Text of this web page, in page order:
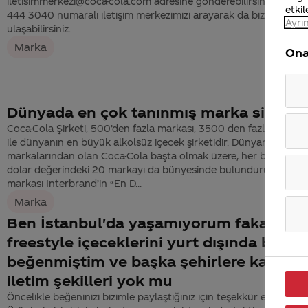
444 3040 numaralı iletişim merkezimizi arayarak da bize
ulaşabilirsiniz.
Marka
Dünyada en çok tanınmış marka
Coca-Cola Şirketi, 500’den fazla markası, 3500 den fazla ürün
ile dünyanın en büyük alkolsüz içecek şirketidir. Dünyanın en
markalarından olan Coca-Cola başta olmak üzere, her biri 1
dolar değerindeki 20 markayı da bünyesinde bulundurur. Coca-
markası Interbrand’in “En D...
Marka
Ben İstanbul'da yaşamıyorum fakat
freestyle içeceklerini yurt dışında baya
beğenmiştim ve başka şehirlere kargo
iletim şekilleri yok mu
Öncelikle beğeninizi bizimle paylaştığınız için teşekkür ederiz.